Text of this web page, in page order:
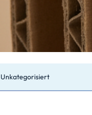
Unkategorisiert